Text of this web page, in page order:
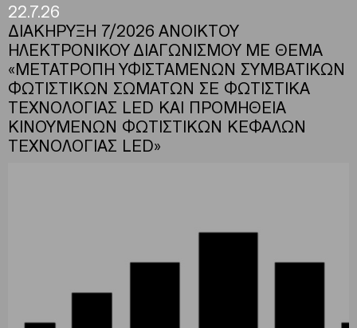
22.7.26
ΔΙΑΚΗΡΥΞΗ 7/2026 ΑΝΟΙΚΤΟΥ
ΗΛΕΚΤΡΟΝΙΚΟΥ ΔΙΑΓΩΝΙΣΜΟΥ ΜΕ ΘΕΜΑ
«ΜΕΤΑΤΡΟΠΗ ΥΦΙΣΤΑΜΕΝΩΝ ΣΥΜΒΑΤΙΚΩΝ
ΦΩΤΙΣΤΙΚΩΝ ΣΩΜΑΤΩΝ ΣΕ ΦΩΤΙΣΤΙΚΑ
ΤΕΧΝΟΛΟΓΙΑΣ LED ΚΑΙ ΠΡΟΜΗΘΕΙΑ
ΚΙΝΟΥΜΕΝΩΝ ΦΩΤΙΣΤΙΚΩΝ ΚΕΦΑΛΩΝ
ΤΕΧΝΟΛΟΓΙΑΣ LED»